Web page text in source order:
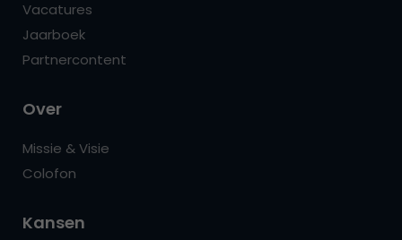
Vacatures
Jaarboek
Partnercontent
Over
Missie & Visie
Colofon
Kansen